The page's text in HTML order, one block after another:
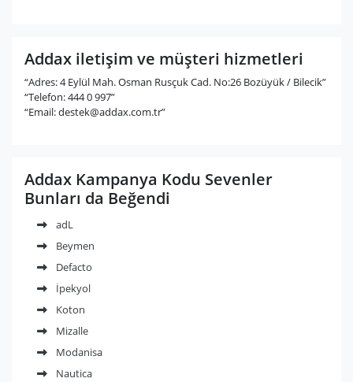
Addax iletişim ve müşteri hizmetleri
“Adres: 4 Eylül Mah. Osman Rusçuk Cad. No:26 Bozüyük / Bilecik”
“Telefon: 444 0 997”
“Email:destek@addax.com.tr”
Addax Kampanya Kodu Sevenler
Bunları da Beğendi
adL
Beymen
Defacto
İpekyol
Koton
Mizalle
Modanisa
Nautica